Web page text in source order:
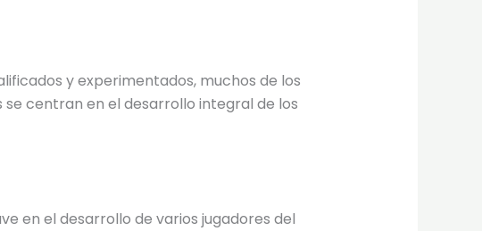
y experimentados, muchos de los
centran en el desarrollo integral de los
en el desarrollo de varios jugadores del